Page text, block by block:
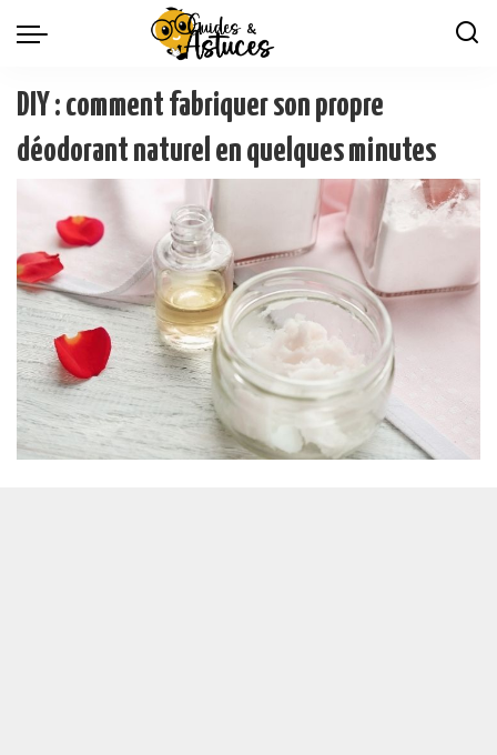
DIY : comment fabriquer son propre
déodorant naturel en quelques minutes